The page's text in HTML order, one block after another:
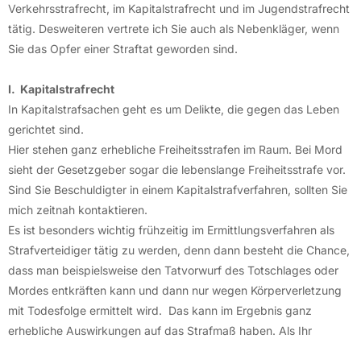
Verkehrsstrafrecht, im Kapitalstrafrecht und im Jugendstrafrecht
tätig. Desweiteren vertrete ich Sie auch als Nebenkläger, wenn
Sie das Opfer einer Straftat geworden sind.
I. Kapitalstrafrecht
In Kapitalstrafsachen geht es um Delikte, die gegen das Leben
gerichtet sind.
Hier stehen ganz erhebliche Freiheitsstrafen im Raum. Bei Mord
sieht der Gesetzgeber sogar die lebenslange Freiheitsstrafe vor.
Sind Sie Beschuldigter in einem Kapitalstrafverfahren, sollten Sie
mich zeitnah kontaktieren.
Es ist besonders wichtig frühzeitig im Ermittlungsverfahren als
Strafverteidiger tätig zu werden, denn dann besteht die Chance,
dass man beispielsweise den Tatvorwurf des Totschlages oder
Mordes entkräften kann und dann nur wegen Körperverletzung
mit Todesfolge ermittelt wird. Das kann im Ergebnis ganz
erhebliche Auswirkungen auf das Strafmaß haben. Als Ihr